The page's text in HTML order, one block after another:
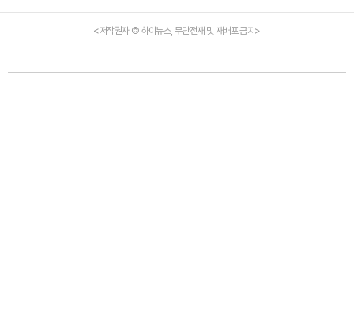
<저작권자 © 하이뉴스, 무단전재 및 재배포 금지>